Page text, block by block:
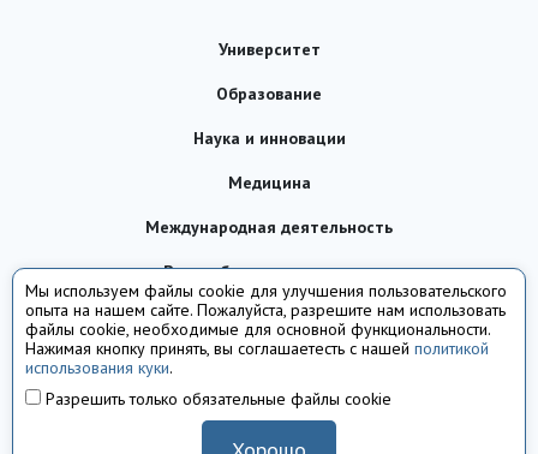
Мы используем файлы cookie для улучшения пользовательского
опыта на нашем сайте. Пожалуйста, разрешите нам использовать
файлы cookie, необходимые для основной функциональности.
Нажимая кнопку принять, вы соглашаетесть с нашей политикой
использования куки.
Разрешить только обязательные файлы cookie
Университет
Образование
Наука и инновации
Медицина
Международная деятельность
Внеучебная деятельность
Сотрудничество
Контакты
© 2008-2026 Ставропольский государственный медицинский университет